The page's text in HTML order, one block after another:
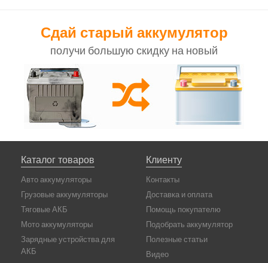
Сдай старый аккумулятор
получи большую скидку на новый
Каталог товаров
Авто аккумуляторы
Грузовые аккумуляторы
Тяговые АКБ
Мото аккумуляторы
Зарядные устройства для
АКБ
Клиенту
Контакты
Доставка и оплата
Помощь покупателю
Подобрать аккумулятор
Полезные статьи
Видео